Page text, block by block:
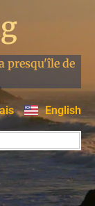
presqu'île de
English